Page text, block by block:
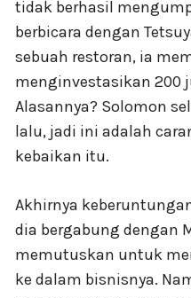
tidak berhasil
berbicara dengan
sebuah restoran, ia
menginvestasikan 200
Alasannya? Solomon
lalu, jadi ini adalah
kebaikan itu.
Akhirnya
dia bergabung dengan
memutuskan untuk
ke dalam bisnisnya.